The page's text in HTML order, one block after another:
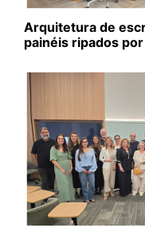
Arquitetura de
painéis ripados